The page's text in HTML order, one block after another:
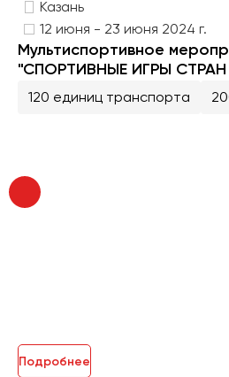
Казань
12 июня - 23 июня 2024 г.
Мультиспортивное
"СПОРТИВНЫЕ ИГРЫ СТРАН
120 единиц транспорта
Подробнее
Ялта
Ярославль